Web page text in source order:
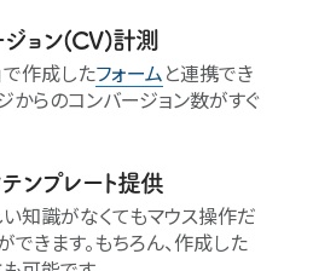
ジョン(CV)計測
作成したフォームと連携でき
からのコンバージョン数がすぐ
ンプレート提供
知識がなくてもマウス操作だ
きます。もちろん、作成した